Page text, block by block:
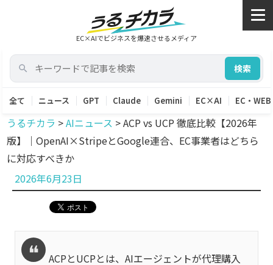
EC×AIでビジネスを爆速させるメディア
検索
全て ニュース GPT Claude Gemini EC×AI EC・WEB
うるチカラ >AIニュース >ACP vs UCP 徹底比較【2026年
版】｜OpenAI×StripeとGoogle連合、EC事業者はどちら
に対応すべきか
投
稿
2026年6月23日
ACPとUCPとは、AIエージェントが代理購入